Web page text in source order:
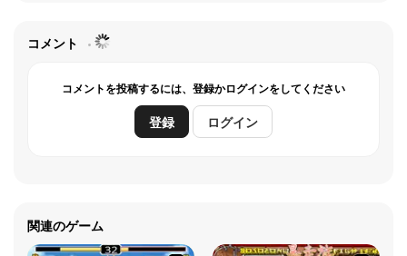
コメント
コメントを投稿するには、登録かログインをしてください
登録 ログイン
関連のゲーム